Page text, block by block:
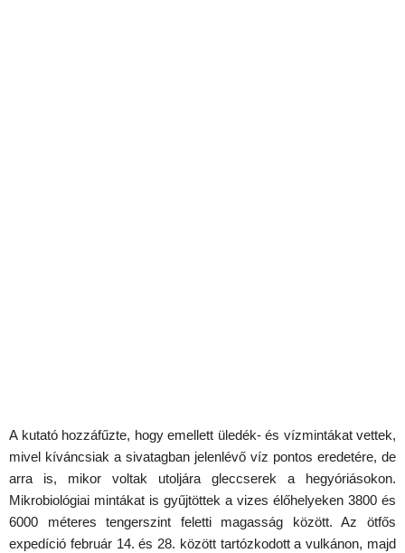
A kutató hozzáfűzte, hogy emellett üledék- és vízmintákat vettek,
mivel kíváncsiak a sivatagban jelenlévő víz pontos eredetére, de
arra is, mikor voltak utoljára gleccserek a hegyóriásokon.
Mikrobiológiai mintákat is gyűjtöttek a vizes élőhelyeken 3800 és
6000 méteres tengerszint feletti magasság között. Az ötfős
expedíció február 14. és 28. között tartózkodott a vulkánon, majd